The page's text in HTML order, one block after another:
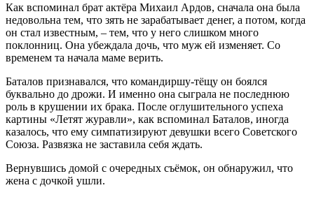
Как вспоминал брат актёра Михаил Ардов, сначала она была
недовольна тем, что зять не зарабатывает денег, а потом, когда
он стал известным, – тем, что у него слишком много
поклонниц. Она убеждала дочь, что муж ей изменяет. Со
временем та начала маме верить.
Баталов признавался, что командиршу-тёщу он боялся
буквально до дрожи. И именно она сыграла не последнюю
роль в крушении их брака. После оглушительного успеха
картины «Летят журавли», как вспоминал Баталов, иногда
казалось, что ему симпатизируют девушки всего Советского
Союза. Развязка не заставила себя ждать.
Вернувшись домой с очередных съёмок, он обнаружил, что
жена с дочкой ушли.